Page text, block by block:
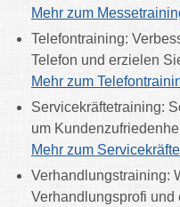
Mehr zum
Telefontraining:
Telefon und erzielen
Mehr zum
Servicekräftetraining:
um
Mehr zum
Verhandlungstraining:
Verhandlungsprofi